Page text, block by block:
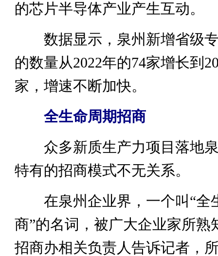
的芯片半导体产业产生互动。
数据显示，泉州新增省级专
的数量从2022年的74家增长到
家，增速不断加快。
全生命周期招商
众多新质生产力项目落地泉
特有的招商模式不无关系。
在泉州企业界，一个叫“全
商”的名词，被广大企业家所熟
招商办相关负责人告诉记者，